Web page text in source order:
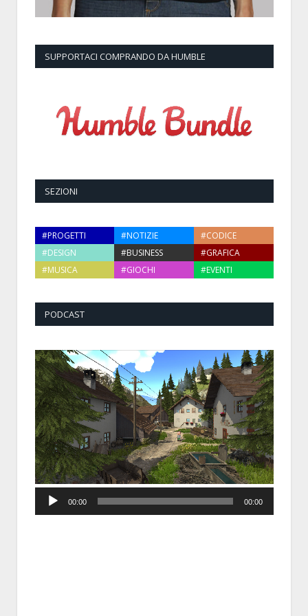
SUPPORTACI COMPRANDO DA HUMBLE
SEZIONI
#PROGETTI #NOTIZIE
#CODICE
#DESIGN
#BUSINESS
#GRAFICA
#MUSICA
#GIOCHI #EVENTI
PODCAST
Player
00:00 00:00